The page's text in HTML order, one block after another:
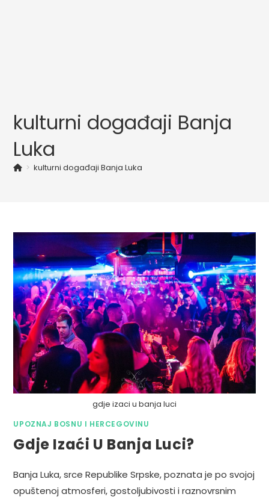
kulturni događaji Banja
Luka
> kulturni događaji Banja Luka
gdje izaci u banja luci
UPOZNAJ BOSNU I HERCEGOVINU
Gdje Izaći U Banja Luci?
Banja Luka, srce Republike Srpske, poznata je po svojoj
opuštenoj atmosferi, gostoljubivosti i raznovrsnim